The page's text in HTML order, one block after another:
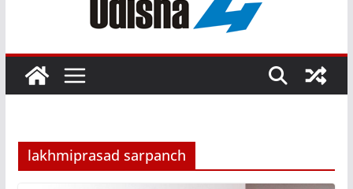
lakhmiprasad sarpanch